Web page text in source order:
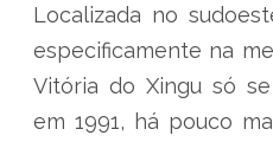
Localizada no
especificamente na
Vitória do Xingu só
em 1991, há pouco